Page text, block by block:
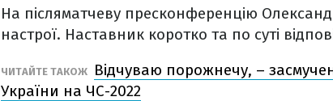
На післяматчеву пресконференцію
настрої. Наставник коротко та по суті
ЧИТАЙТЕ ТАКОЖ
Відчуваю порожнечу, –
України на ЧС-2022